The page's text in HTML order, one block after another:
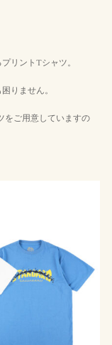
リントTシャツ。
りません。
をご用意していますの